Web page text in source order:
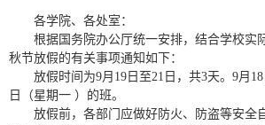
各学院、各处室：
根据国务院办公厅统一安排，结合学校实
秋节放假的有关事项通知如下：
放假时间为9月19日至21日，共3天。9月
日（星期一 ）的班。
放假前，各部门应做好防火、防盗等安全